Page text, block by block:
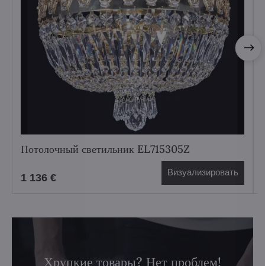
Потолочный светильник EL715305Z
1 136 € Визуализировать
Хрупкие товары? Нет проблем!